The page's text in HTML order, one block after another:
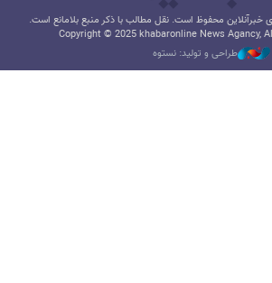
محفوظ است. نقل مطالب با ذکر منبع بلامانع است.
Copyright © 2025 khabaronline News Agancy,
طراحی و تولید: نستوه